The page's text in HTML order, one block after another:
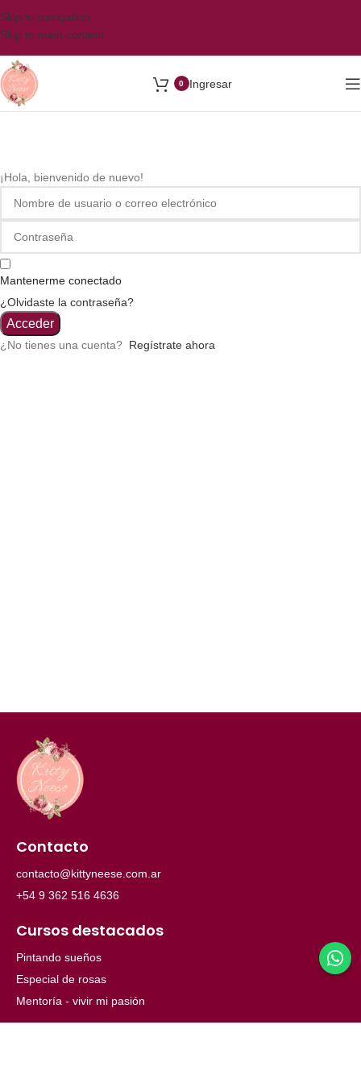
Skip to navigation
Skip to main content
0 Ingresar
¡Hola, bienvenido de nuevo!
Mantenerme conectado
¿Olvidaste la contraseña?
Acceder
¿No tienes una cuenta? Regístrate ahora
Contacto
contacto@kittyneese.com.ar
+54 9 362 516 4636
Cursos destacados
Pintando sueños
Especial de rosas
Mentoría - vivir mi pasión